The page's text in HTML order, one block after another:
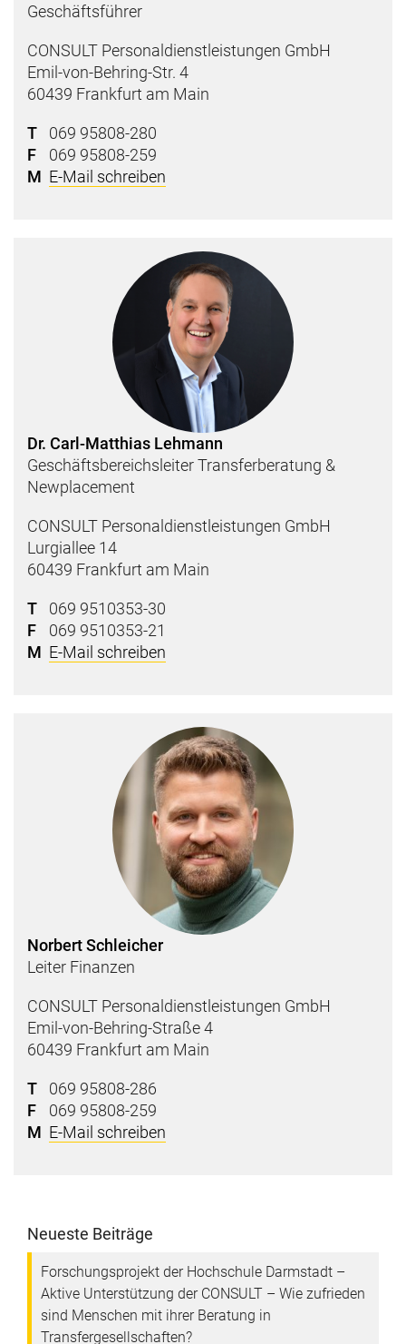
Geschäftsführer
CONSULT Personaldienstleistungen GmbH
Emil-von-Behring-Str. 4
60439 Frankfurt am Main
T
069 95808-280
F
069 95808-259
M E-Mail schreiben
Dr. Carl-Matthias Lehmann
Geschäftsbereichsleiter Transferberatung &
Newplacement
CONSULT Personaldienstleistungen GmbH
Lurgiallee 14
60439 Frankfurt am Main
T
069 9510353-30
F
069 9510353-21
M E-Mail schreiben
Norbert Schleicher
Leiter Finanzen
CONSULT Personaldienstleistungen GmbH
Emil-von-Behring-Straße 4
60439 Frankfurt am Main
T
069 95808-286
F
069 95808-259
M E-Mail schreiben
Neueste Beiträge
Forschungsprojekt der Hochschule Darmstadt –
Aktive Unterstützung der CONSULT – Wie zufrieden
sind Menschen mit ihrer Beratung in
Transfergesellschaften?